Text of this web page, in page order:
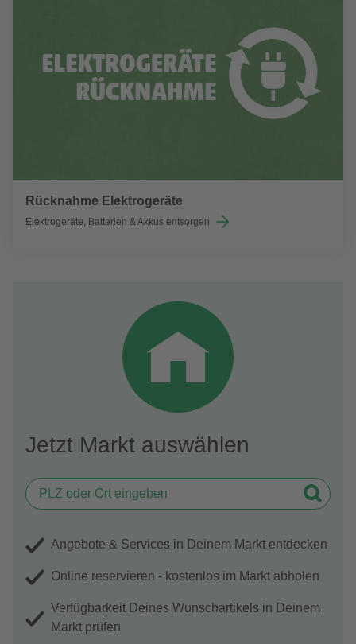
Rücknahme Elektrogeräte
Elektrogeräte, Batterien & Akkus entsorgen
Jetzt Markt auswählen
Angebote & Services in Deinem Markt entdecken
Online reservieren - kostenlos im Markt abholen
Verfügbarkeit Deines Wunschartikels in Deinem
Markt prüfen